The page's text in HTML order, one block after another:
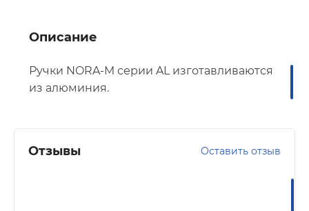
Описание
Ручки NORA-M серии AL изготавливаются
из алюминия.
Отзывы Оставить отзыв